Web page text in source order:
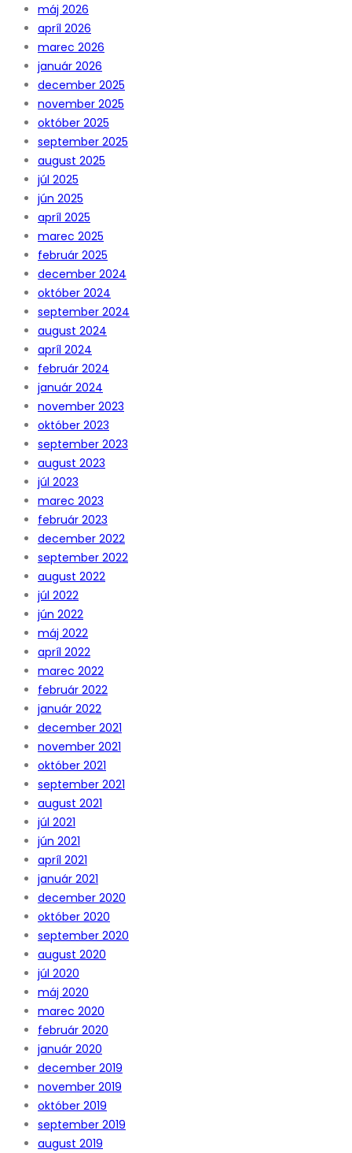
máj 2026
apríl 2026
marec 2026
január 2026
december 2025
november 2025
október 2025
september 2025
august 2025
júl 2025
jún 2025
apríl 2025
marec 2025
február 2025
december 2024
október 2024
september 2024
august 2024
apríl 2024
február 2024
január 2024
november 2023
október 2023
september 2023
august 2023
júl 2023
marec 2023
február 2023
december 2022
september 2022
august 2022
júl 2022
jún 2022
máj 2022
apríl 2022
marec 2022
február 2022
január 2022
december 2021
november 2021
október 2021
september 2021
august 2021
júl 2021
jún 2021
apríl 2021
január 2021
december 2020
október 2020
september 2020
august 2020
júl 2020
máj 2020
marec 2020
február 2020
január 2020
december 2019
november 2019
október 2019
september 2019
august 2019